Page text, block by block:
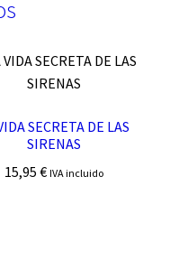
SECRETA DE LAS
SIRENAS
15,95 € IVA incluido